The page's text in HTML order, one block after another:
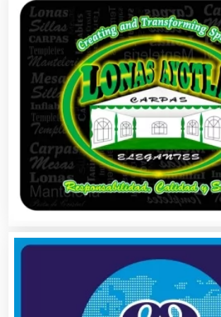
Autobuses
Automatización
Automóviles Nuevos y Usados
Autopartes Eléctricas
Avaluos
Balnearios